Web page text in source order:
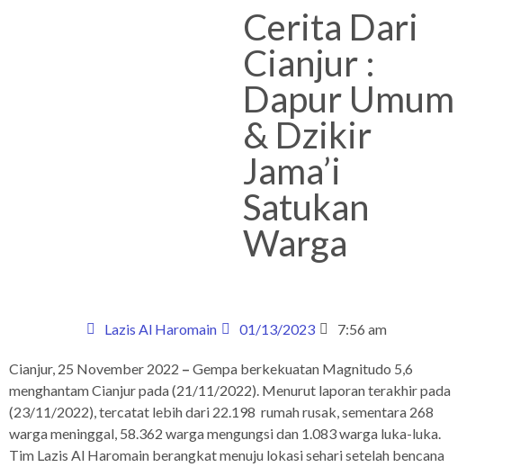
Cerita Dari
Cianjur :
Dapur Umum
& Dzikir
Jama’i
Satukan
Warga
Lazis Al Haromain 01/13/2023 7:56 am
Cianjur, 25 November 2022 – Gempa berkekuatan Magnitudo 5,6
menghantam Cianjur pada (21/11/2022). Menurut laporan terakhir pada
(23/11/2022), tercatat lebih dari 22.198 rumah rusak, sementara 268
warga meninggal, 58.362 warga mengungsi dan 1.083 warga luka-luka.
Tim Lazis Al Haromain berangkat menuju lokasi sehari setelah bencana